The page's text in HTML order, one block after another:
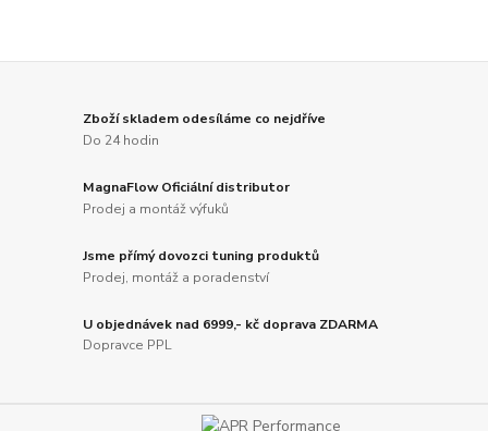
Zboží skladem odesíláme co nejdříve
Do 24 hodin
MagnaFlow Oficiální distributor
Prodej a montáž výfuků
Jsme přímý dovozci tuning produktů
Prodej, montáž a poradenství
U objednávek nad 6999,- kč doprava ZDARMA
Dopravce PPL